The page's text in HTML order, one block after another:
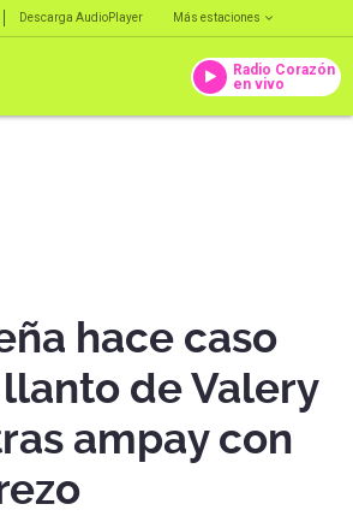
Descarga AudioPlayer Más estaciones
Radio Corazón
en vivo
hace caso
de Valery
ampay con